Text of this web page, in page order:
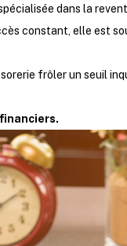
dans la
constant, elle est
frôler un seuil